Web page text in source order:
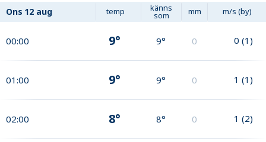
Ons 12 aug temp känns
som mm m/s (by)
00:00 9° 9° 0 0 (1)
01:00 9° 9° 0 1 (1)
02:00 8° 8° 0 1 (2)